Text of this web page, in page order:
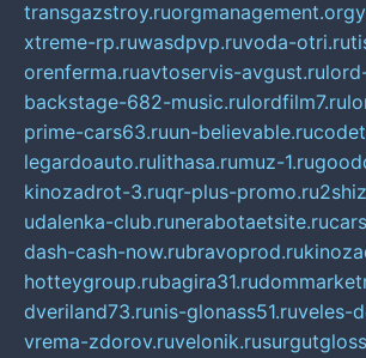
transgazstroy.ruorgmanagement.org
xtreme-rp.ruwasdpvp.ruvoda-otri.ru
orenferma.ruavtoservis-avgust.ru
backstage-682-music.rulordfilm7.ru
prime-cars63.ruun-believable.ru
legardoauto.rulithasa.rumuz-1.ru
kinozadrot-3.ruqr-plus-promo.ru
udalenka-club.runerabotaetsite.ru
dash-cash-now.rubravoprod.ru
hotteygroup.rubagira31.ru
dveriland73.runis-glonass51.ruveles-
vrema-zdorov.ruvelonik.ru